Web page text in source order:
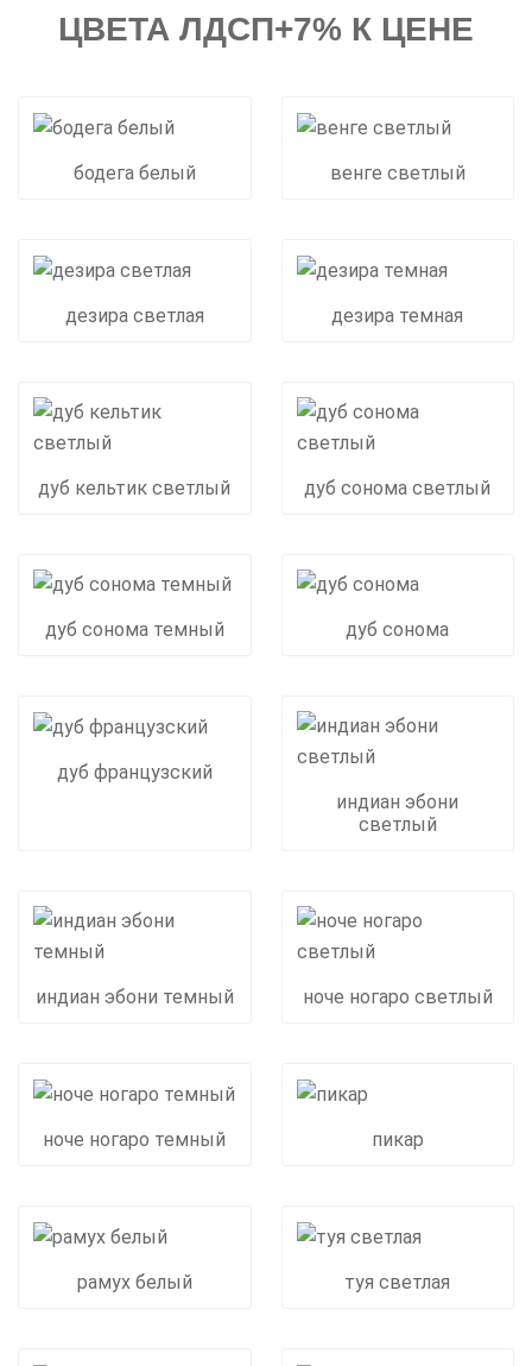
ЦВЕТА ЛДСП+7% К ЦЕНЕ
бодега белый венге светлый
дезира светлая дезира темная
дуб кельтик светлый дуб сонома светлый
дуб сонома темный дуб сонома
дуб французский
индиан эбони
светлый
индиан эбони темный ноче ногаро светлый
ноче ногаро темный пикар
рамух белый туя светлая